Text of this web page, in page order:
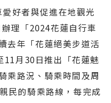
好者與促進在地觀光
理「2024花蓮自行車
去年「花蓮絕美步道活
11月30日推出「花蓮魅
乘路況、騎乘時間及周
民的騎乘路線，每完成